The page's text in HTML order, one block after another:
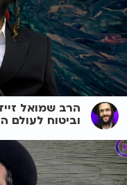
הרב שמואל
וביטוח לעולם